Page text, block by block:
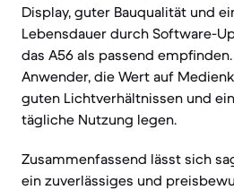
Display, guter Bauqualität und
Lebensdauer durch Software-
das A56 als passend
Anwender, die Wert auf
guten Lichtverhältnissen und
tägliche Nutzung legen.
Zusammenfassend lässt sich
ein zuverlässiges und